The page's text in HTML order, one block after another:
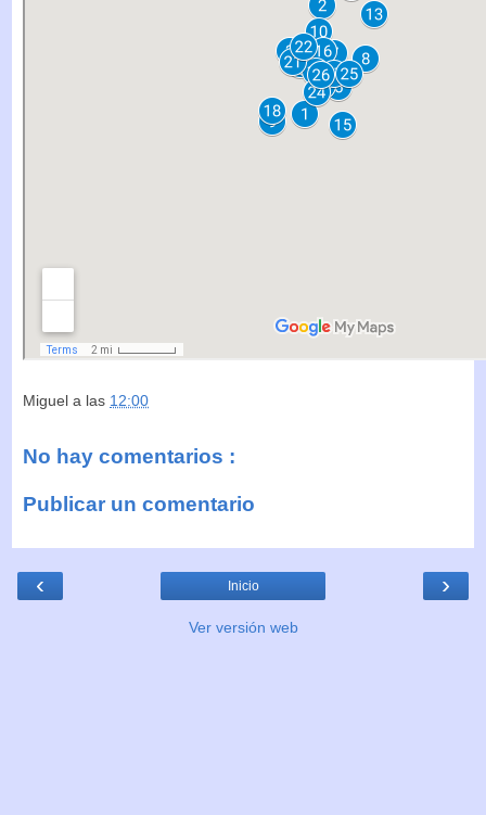
Miguel a las 12:00
No hay comentarios :
Publicar un comentario
‹ ›
Inicio
Ver versión web